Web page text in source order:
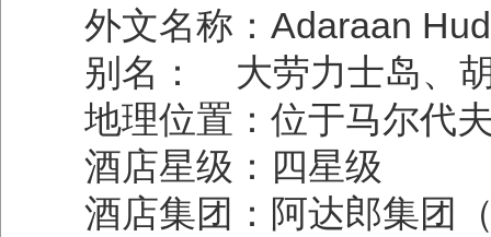
外文名称：Adaraan
别名： 大劳力士岛、
地理位置：位于马尔代
酒店星级：四星级
酒店集团：阿达郎集团